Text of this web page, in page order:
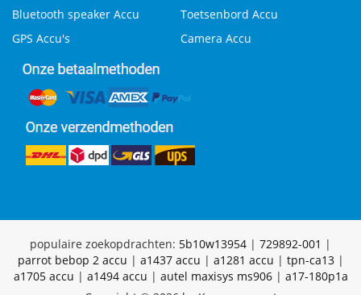
Bluetooth speaker Accu
Toetsenbord Accu
GPS Accu's
Camera Accu
populaire zoekopdrachten: 5b10w13954 | 729892-001 |
parrot bebop 2 accu | a1437 accu | a1281 accu | tpn-ca13|
a1705 accu | a1494 accu | autel maxisys ms906| a17-180p1a